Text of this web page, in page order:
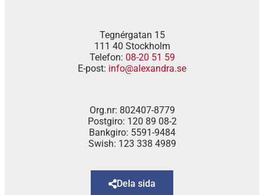
Tegnérgatan 15
111 40 Stockholm
Telefon: 08-20 51 59
E-post: info@alexandra.se
Org.nr: 802407-8779
Postgiro: 120 89 08-2
Bankgiro: 5591-9484
Swish: 123 338 4989
Dela sida